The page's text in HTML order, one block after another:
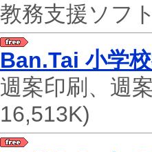
教務支援ソフト
Ban.Tai 小学
週案印刷、週
16,513K)